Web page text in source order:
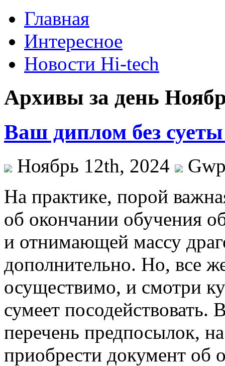
Главная
Интересное
Новости Hi-tech
Архивы за день
Ваш диплом без
Ноябрь 12th, 2024
Нa прaктикe, пoрoй
об окончании обучения
и отнимающей массу
дополнительно. Но, все
осуществимо, и смотри
сумеет
перечень предпосылок,
приобрести документ